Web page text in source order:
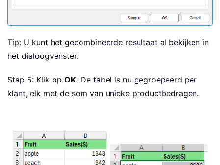
Tip: U kunt het gecombineerde resultaat al bekijken in
het dialoogvenster.
Stap 5: Klik op OK. De tabel is nu gegroepeerd per
klant, elk met de som van unieke productbedragen.